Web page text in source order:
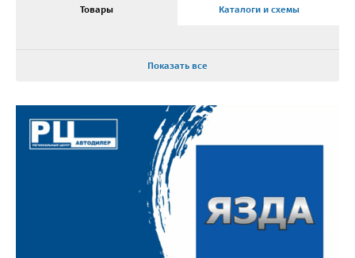
Товары Каталоги и схемы
Показать все